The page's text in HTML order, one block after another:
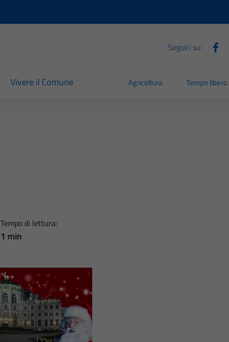
Seguici su:
Vivere il Comune Agricoltura Tempo libero
Tempo di lettura:
1 min